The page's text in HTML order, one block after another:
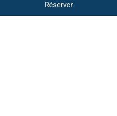
Réserver